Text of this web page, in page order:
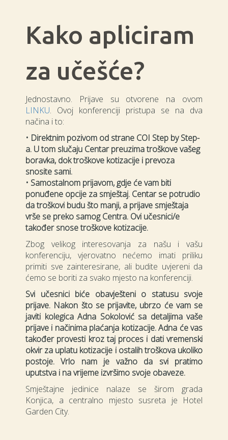
Kako apliciram
za učešće?
Jednostavno. Prijave su otvorene na ovom
LINKU. Ovoj konferenciji pristupa se na dva
načina i to:
• Direktnim pozivom od strane COI Step by Step-
a. Utom slučaju Centar preuzima troškove vašeg
boravka, dok troškove kotizacije i prevoza
snosite sami.
• Samostalnom prijavom, gdje će vam biti
ponuđene opcije za smještaj. Centar se potrudio
da troškovi budu što manji, a prijave smještaja
vrše se preko samog Centra. Ovi učesnici/e
također snose troškove kotizacije.
Zbog velikog interesovanja za našu i vašu
konferenciju, vjerovatno nećemo imati priliku
primiti sve zainteresirane, ali budite uvjereni da
ćemo se boriti za svako mjesto na konferenciji.
Svi učesnici biće obavješteni o statusu svoje
prijave. Nakon što se prijavite, ubrzo će vam se
javiti kolegica Adna Sokolović sa detaljima vaše
prijave i načinima plaćanja kotizacije. Adna će vas
također provesti kroz taj proces i dati vremenski
okvir za uplatu kotizacije i ostalih troškova ukoliko
postoje. Vrlo nam je važno da svi pratimo
uputstva i na vrijeme izvršimo svoje obaveze.
Smještajne jedinice nalaze se širom grada
Konjica, a centralno mjesto susreta je Hotel
Garden City.